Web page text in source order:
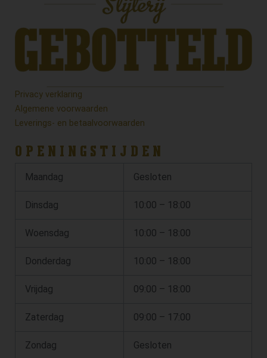
Privacy verklaring
Algemene voorwaarden
Leverings- en betaalvoorwaarden
OPENINGSTIJDEN
Maandag Gesloten
Dinsdag 10:00 – 18:00
Woensdag 10:00 – 18:00
Donderdag 10:00 – 18:00
Vrijdag 09:00 – 18:00
Zaterdag 09:00 – 17:00
Zondag Gesloten